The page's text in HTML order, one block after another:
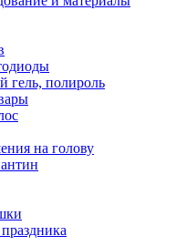
гель, полироль
на голову